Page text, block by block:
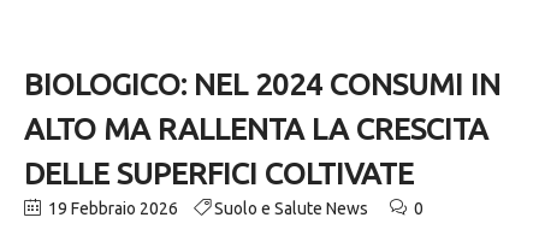
BIOLOGICO: NEL 2024 CONSUMI IN
ALTO MA RALLENTA LA CRESCITA
DELLE SUPERFICI COLTIVATE
19 Febbraio 2026 Suolo e Salute News 0